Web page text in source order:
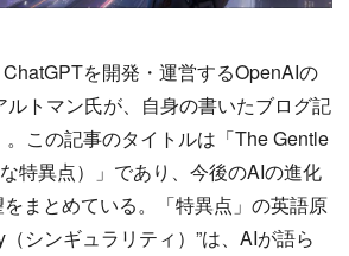
を開発・運営するOpenAIの
トマン氏が、自身の書いたブログ記
この記事のタイトルは「The Gentle
特異点）」であり、今後のAIの進化
まとめている。「特異点」の英語原
シンギュラリティ）”は、AIが語ら